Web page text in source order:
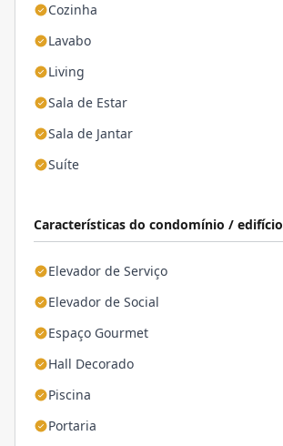
Cozinha
Lavabo
Living
Sala de Estar
Sala de Jantar
Suíte
Características do condomínio / edifício
Elevador de Serviço
Elevador de Social
Espaço Gourmet
Hall Decorado
Piscina
Portaria